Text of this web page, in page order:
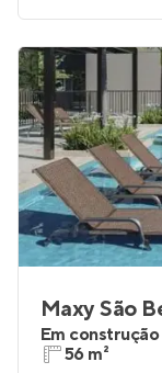
Maxy São
Em construção
56 m²